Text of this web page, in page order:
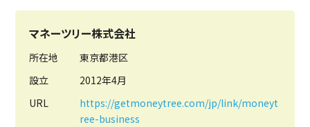
マネーツリー株式会社
所在地
東京都港区
設立
2012年4月
URL
https://getmoneytree.com/jp/link/moneyt
ree-business